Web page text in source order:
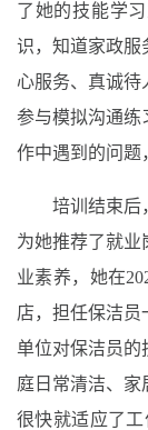
了她的技能学
识，知道家政服
心服务、真诚待
参与模拟沟通练
作中遇到的问题
培训结束后
为她推荐了就业
业素养，她在
店，担任保洁员
单位对保洁员的
庭日常清洁、
很快就适应了